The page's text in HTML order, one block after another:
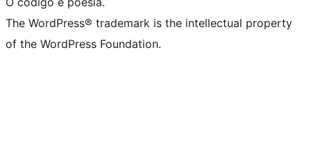
The WordPress® trademark is the intellectual property
of the WordPress Foundation.